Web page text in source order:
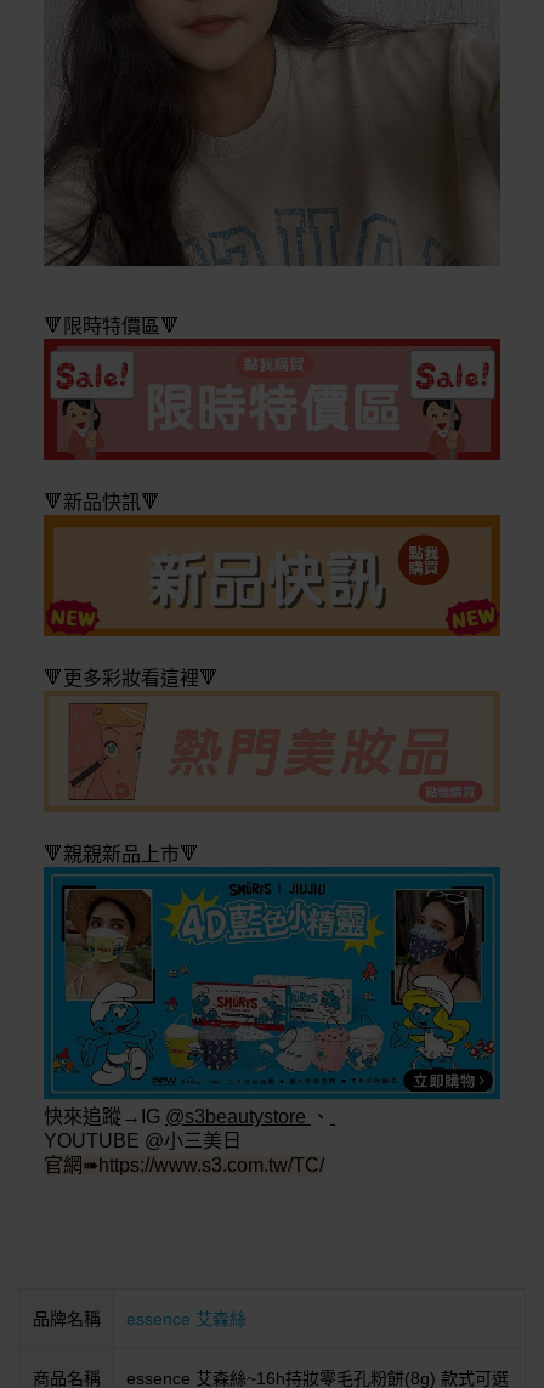
🔻限時特價區🔻
🔻新品快訊🔻
🔻更多彩妝看這裡🔻
🔻親親新品上市🔻
快來追蹤→ IG @s3beautystore
、
YOUTUBE @小三美日
官網➠ https://www.s3.com.tw/TC/
品牌名稱 essence 艾森絲
商品名稱 essence 艾森絲~16h持妝零毛孔粉餅(8g) 款式可選